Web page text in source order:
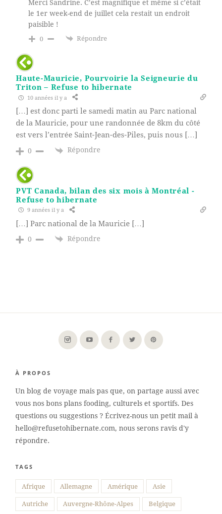
Merci Sandrine. C’est magnifique et même si c’était
le 1er week-end de juillet cela restait un endroit
paisible !
0 Répondre
Haute-Mauricie, Pourvoirie la Seigneurie du
Triton – Refuse to hibernate
10 années il y a
[…] est donc parti le samedi matin au Parc national
de la Mauricie, pour une randonnée de 8km du côté
est vers l’entrée Saint-Jean-des-Piles, puis nous […]
0 Répondre
PVT Canada, bilan des six mois à Montréal -
Refuse to hibernate
9 années il y a
[…] Parc national de la Mauricie […]
0 Répondre
À PROPOS
Un blog de voyage mais pas que, on partage aussi avec
vous nos bons plans fooding, culturels et sportifs. Des
questions ou suggestions ? Écrivez-nous un petit mail à
hello@refusetohibernate.com, nous serons ravis d'y
répondre.
TAGS
Afrique Allemagne Amérique Asie
Autriche Auvergne-Rhône-Alpes Belgique